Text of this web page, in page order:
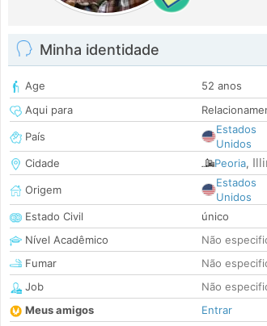
Minha identidade
Age
52 anos
Aqui para
País
Estados
Unidos
Cidade
Peoria,
Origem
Estados
Unidos
Estado Civil
único
Nível Acadêmico
Não
Fumar
Não
Job
Não
Meus amigos
Entrar